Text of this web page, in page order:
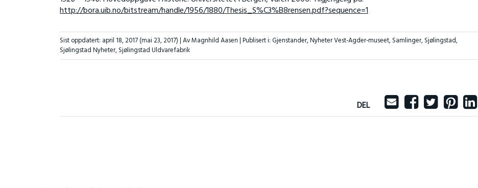
http://bora.uib.no/bitstream/handle/1956/1880/Thesis_S%C3%B8rensen.pdf?sequence=1
Sist oppdatert: april 18, 2017(mai 23, 2017)| Av Magnhild Aasen |Publisert i: Gjenstander,Nyheter Vest-Agder-museet,Samlinger,Sjølingstad,
Sjølingstad Nyheter,Sjølingstad Uldvarefabrik
DEL